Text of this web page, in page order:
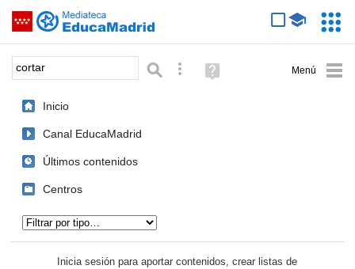
Saltar navegación
Palabra o frase: Búsqueda avanzada
Ayuda
(en
Inicio
Canal EducaMadrid
Últimos contenidos
Centros
Inicia sesión para aportar contenidos, crear listas de